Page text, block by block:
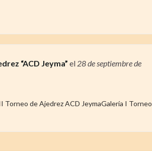
“ACD Jeyma” el 28 de septiembre de
Torneo de Ajedrez ACD JeymaGalería I Torneo